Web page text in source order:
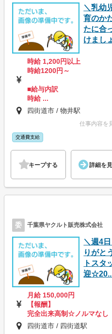
＼乳幼
育のか
たに合
けまし
時給 1,200円以上
時給1200円～
■給与内訳
時給 ...
四街道市 / 物井駅
仕事内容を
交通費支給
キープする 詳細を
委 千葉県ヤクルト販売株式会社
＼週4
りがと
トスタ
迎
月給 150,000円
【報酬】
完全出来高制☆ノルマなし
四街道市 / 四街道駅